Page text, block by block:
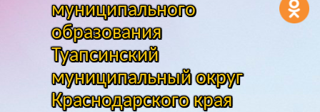
муниципального
образования
Туапсинский
муниципальный округ
Краснодарского края